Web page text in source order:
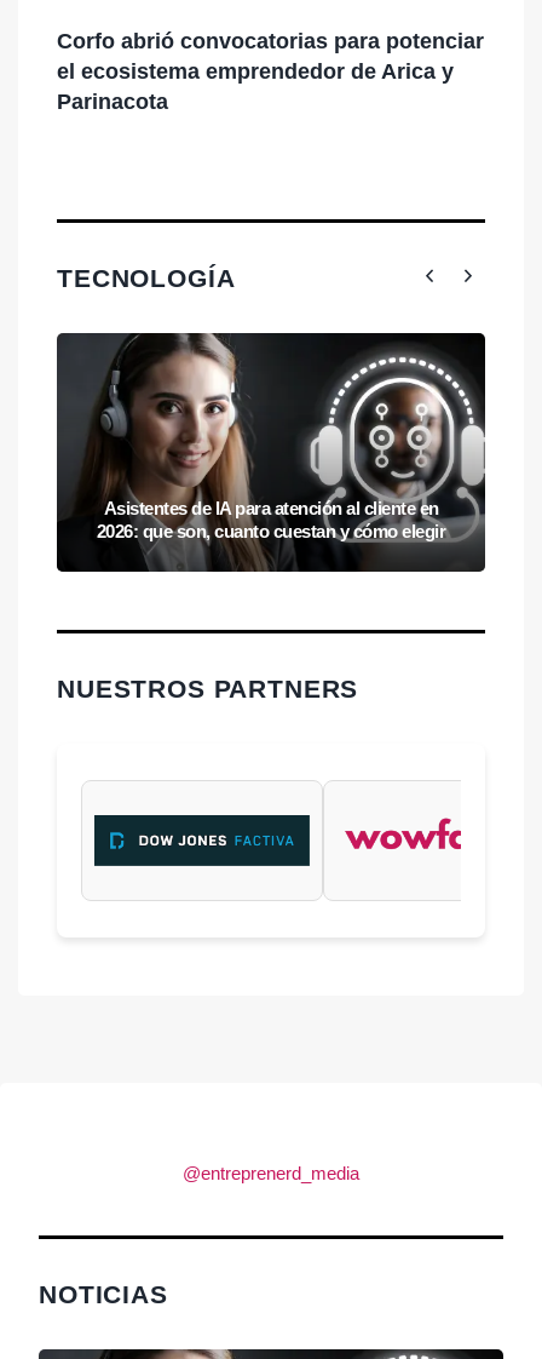
Corfo abrió convocatorias para potenciar
el ecosistema emprendedor de Arica y
Parinacota
TECNOLOGÍA
Asistentes de IA para atención al cliente en
2026: que son, cuanto cuestan y cómo elegir
NUESTROS PARTNERS
@entreprenerd_media
NOTICIAS